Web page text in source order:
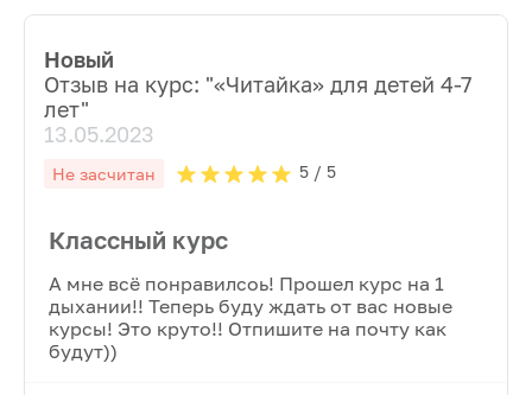
Новый
Отзыв на курс: "«Читайка» для детей 4-7
лет"
13.05.2023
Не засчитан 5/ 5
Классный курс
А мне всё понравилсоь! Прошел курс на 1
дыхании!! Теперь буду ждать от вас новые
курсы! Это круто!! Отпишите на почту как
будут))